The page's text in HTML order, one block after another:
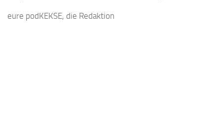
eure podKEKSE, die Redaktion